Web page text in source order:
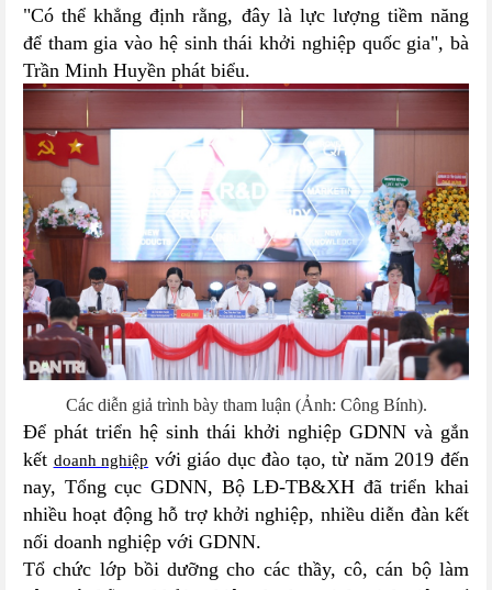
"Có thể khẳng định rằng, đây là lực lượng tiềm năng
để tham gia vào hệ sinh thái khởi nghiệp quốc gia", bà
Trần Minh Huyền phát biểu.
Các diễn giả trình bày tham luận (Ảnh: Công Bính).
Để phát triển hệ sinh thái khởi nghiệp GDNN và gắn
kết doanh nghiệp với giáo dục đào tạo, từ năm 2019 đến
nay, Tổng cục GDNN, Bộ LĐ-TB&XH đã triển khai
nhiều hoạt động hỗ trợ khởi nghiệp, nhiều diễn đàn kết
nối doanh nghiệp với GDNN.
Tổ chức lớp bồi dưỡng cho các thầy, cô, cán bộ làm